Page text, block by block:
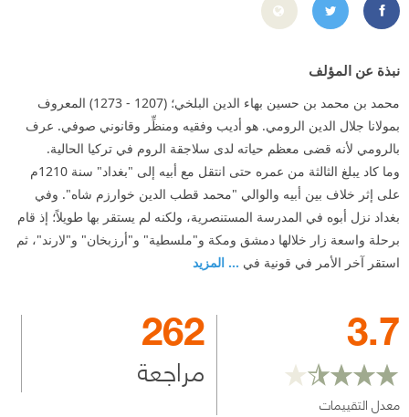
https://www.facebook.com/Mowlana.Rumi?ref=ts&fref=ts
https://twitter.com/RumiArb
نبذة عن المؤلف
محمد بن محمد بن حسين بهاء الدين البلخي؛ (1207 - 1273) المعروف
بمولانا جلال الدین الرومي. هو أديب وفقيه ومنظِّر وقانوني صوفي. عرف
بالرومي لأنه قضى معظم حياته لدى سلاجقة الروم في تركيا الحالية.
وما كاد يبلغ الثالثة من عمره حتى انتقل مع أبيه إلى "بغداد" سنة 1210م
على إثر خلاف بين أبيه والوالي "محمد قطب الدين خوارزم شاه". وفي
بغداد نزل أبوه في المدرسة المستنصرية، ولكنه لم يستقر بها طويلاً؛ إذ قام
برحلة واسعة زار خلالها دمشق ومكة و"ملسطية" و"أرزبخان" و"لارند"، ثم
استقر آخر الأمر في قونية في ... المزيد
3.7
معدل التقييمات
262
مراجعة